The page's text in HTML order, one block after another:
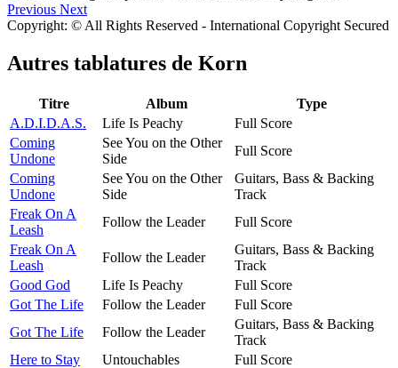
Previous Next
Copyright: © All Rights Reserved - International Copyright Secured
Autres tablatures de Korn
Titre Album
Type
A.D.I.D.A.S.
Life Is Peachy
Full Score
Coming
Undone
See You on the Other
Side
Full Score
Coming
Undone
See You on the Other
Side
Guitars, Bass & Backing
Track
Freak On A
Leash
Follow the Leader
Full Score
Freak On A
Leash
Follow the Leader
Guitars, Bass & Backing
Track
Good God
Life Is Peachy
Full Score
Got The Life
Follow the Leader
Full Score
Got The Life
Follow the Leader
Guitars, Bass & Backing
Track
Here to Stay
Untouchables
Full Score